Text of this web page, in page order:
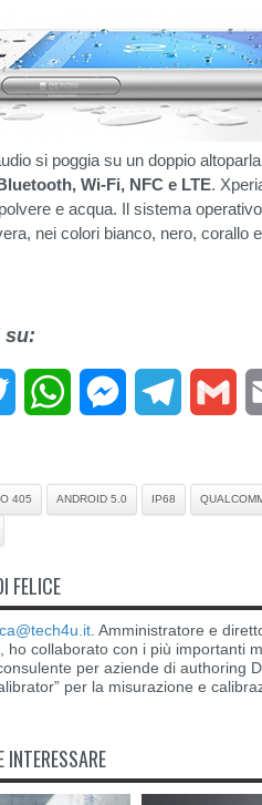
si poggia su un doppio
Wi-Fi, NFC e LTE.
e acqua. Il sistema
nei colori bianco, nero, corallo
su:
Twitter WhatsAppMessengerTelegram
405 ANDROID 5.0 IP68
FELICE
. Amministratore e
ho collaborato con i più importanti
per aziende di authoring
per la misurazione e
INTERESSARE